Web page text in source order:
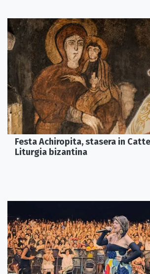
Festa Achiropita, stasera in
Liturgia bizantina